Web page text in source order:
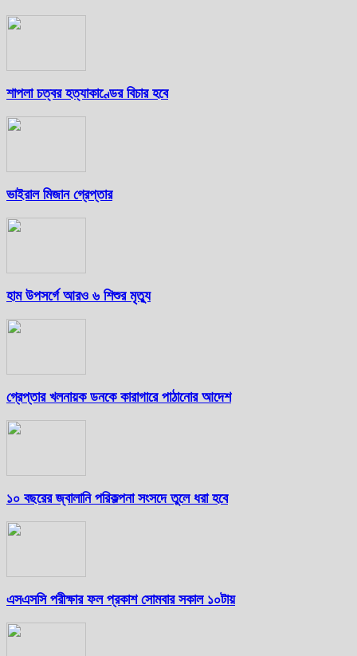
শাপলা চত্বর হত্যাকাণ্ডের বিচার হবে
ভাইরাল মিজান গ্রেপ্তার
হাম উপসর্গে আরও ৬ শিশুর মৃত্যু
গ্রেপ্তার খলনায়ক ডনকে কারাগারে পাঠানোর আদেশ
১০ বছরের জ্বালানি পরিকল্পনা সংসদে তুলে ধরা হবে
এসএসসি পরীক্ষার ফল প্রকাশ সোমবার সকাল ১০টায়